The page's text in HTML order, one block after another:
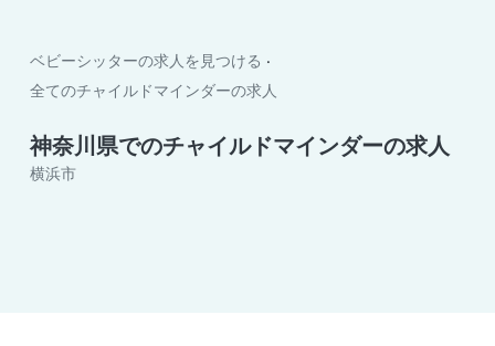
ベビーシッターの求人を見つける
全てのチャイルドマインダーの求人
神奈川県でのチャイルドマインダーの求人
横浜市